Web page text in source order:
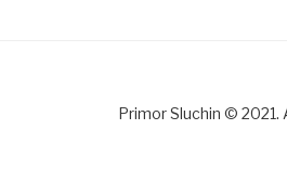
Primor Sluchin © 2021.